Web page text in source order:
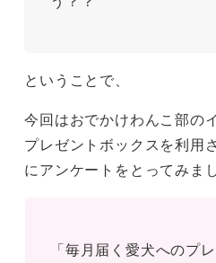
ということで、
今回はおでかけわんこ部の
プレゼントボックスを利用
にアンケートをとってみま
「毎月届く愛犬へのプ